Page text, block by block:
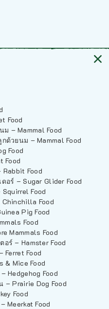
Food
ม – Mammal Food
ด้วยนม – Mammal Food
Food
Food
Food
อร์ – Sugar Glider Food
Food
Food
Pig Food
Food
Mammals Food
ร์ – Hamster Food
Ferret Food
& Mice Food
Hedgehog Food
– Prairie Dog Food
Food
Meerkat Food